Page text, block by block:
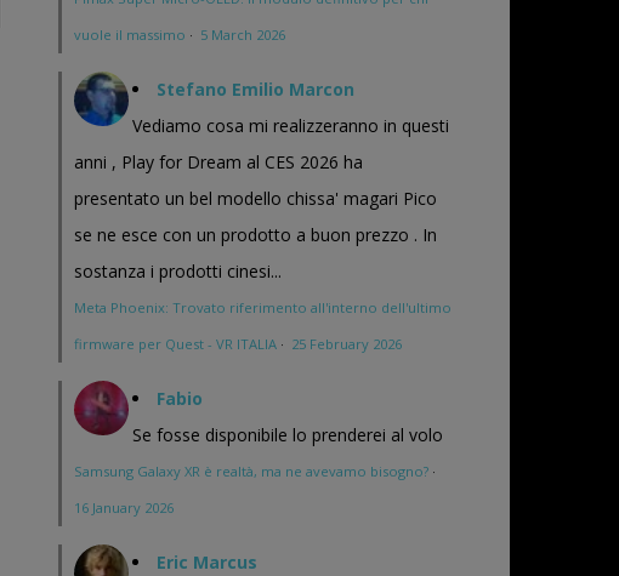
vuole il massimo · 5 March 2026
Stefano Emilio Marcon
Vediamo cosa mi realizzeranno in questi
anni , Play for Dream al CES 2026 ha
presentato un bel modello chissa' magari Pico
se ne esce con un prodotto a buon prezzo . In
sostanza i prodotti cinesi...
Meta Phoenix: Trovato riferimento all'interno dell'ultimo
firmware per Quest - VR ITALIA · 25 February 2026
Fabio
Se fosse disponibile lo prenderei al volo
Samsung Galaxy XR è realtà, ma ne avevamo bisogno? ·
16 January 2026
Eric Marcus